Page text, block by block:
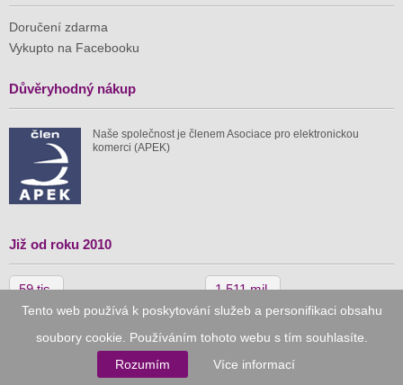
Tento web používá k poskytování služeb a personifikaci obsahu
soubory cookie. Používáním tohoto webu s tím souhlasíte.
Rozumím
Více informací
Doručení zdarma
Vykupto na Facebooku
Důvěryhodný nákup
Naše společnost je členem Asociace pro elektronickou
komerci (APEK)
Již od roku 2010
59 tis.
spuštěných nabídek
1 511 mil.
ušetřeno nákupy
© 2010–2026Vykupto.cz